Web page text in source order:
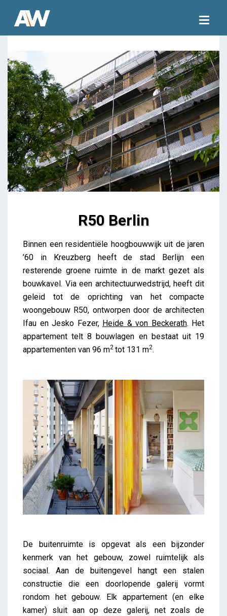
R50 Berlin
R50 Berlin
iris
Binnen een residentiële hoogbouwwijk uit de jaren
’60 in Kreuzberg heeft de stad Berlijn een
resterende groene ruimte in de markt gezet als
bouwkavel. Via een architectuurwedstrijd, heeft dit
geleid tot de oprichting van het compacte
woongebouw R50, ontworpen door de architecten
Ifau en Jesko Fezer, Heide & von Beckerath. Het
appartement telt 8 bouwlagen en bestaat uit 19
appartementen van 96 m2 tot 131 m2.
De buitenruimte is opgevat als een bijzonder
kenmerk van het gebouw, zowel ruimtelijk als
sociaal. Aan de buitengevel hangt een stalen
constructie die een doorlopende galerij vormt
rondom het gebouw. Elk appartement (en elke
kamer) sluit aan op deze galerij, net zoals de